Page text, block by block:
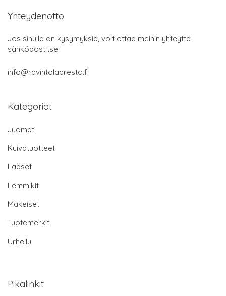
Yhteydenotto
Jos sinulla on kysymyksiä, voit ottaa meihin yhteyttä
sähköpostitse:
info@ravintolapresto.fi
Kategoriat
Juomat
Kuivatuotteet
Lapset
Lemmikit
Makeiset
Tuotemerkit
Urheilu
Pikalinkit